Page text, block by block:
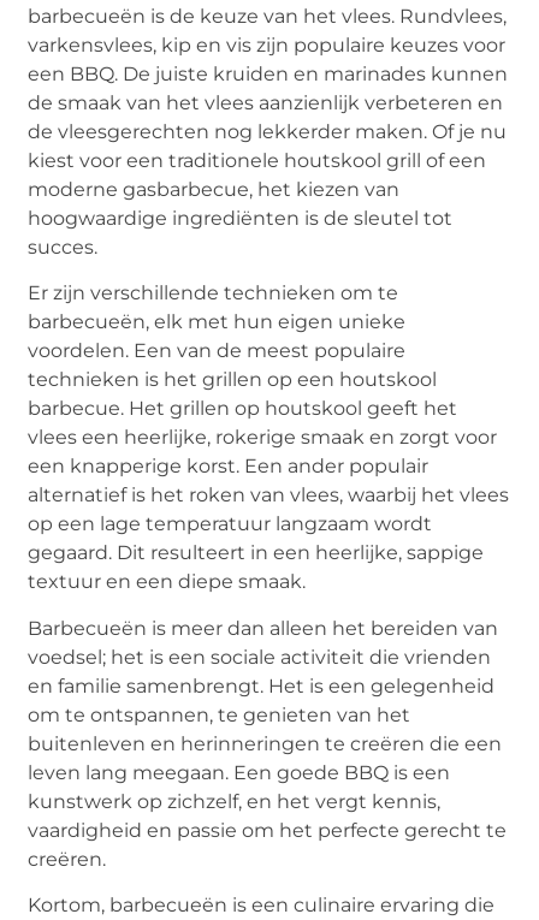
barbecueën is de keuze van het vlees. Rundvlees,
varkensvlees, kip en vis zijn populaire keuzes voor
een BBQ. De juiste kruiden en marinades kunnen
de smaak van het vlees aanzienlijk verbeteren en
de vleesgerechten nog lekkerder maken. Of je nu
kiest voor een traditionele houtskool grill of een
moderne gasbarbecue, het kiezen van
hoogwaardige ingrediënten is de sleutel tot
succes.
Er zijn verschillende technieken om te
barbecueën, elk met hun eigen unieke
voordelen. Een van de meest populaire
technieken is het grillen op een houtskool
barbecue. Het grillen op houtskool geeft het
vlees een heerlijke, rokerige smaak en zorgt voor
een knapperige korst. Een ander populair
alternatief is het roken van vlees, waarbij het vlees
op een lage temperatuur langzaam wordt
gegaard. Dit resulteert in een heerlijke, sappige
textuur en een diepe smaak.
Barbecueën is meer dan alleen het bereiden van
voedsel; het is een sociale activiteit die vrienden
en familie samenbrengt. Het is een gelegenheid
om te ontspannen, te genieten van het
buitenleven en herinneringen te creëren die een
leven lang meegaan. Een goede BBQ is een
kunstwerk op zichzelf, en het vergt kennis,
vaardigheid en passie om het perfecte gerecht te
creëren.
Kortom, barbecueën is een culinaire ervaring die